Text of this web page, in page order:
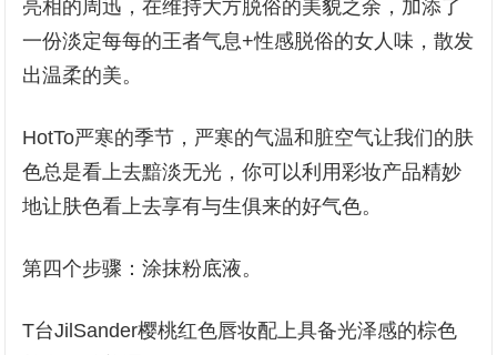
亮相的周迅，在维持大方脱俗的美貌之余，加添了
一份淡定每每的王者气息+性感脱俗的女人味，散发
出温柔的美。
HotTo严寒的季节，严寒的气温和脏空气让我们的肤
色总是看上去黯淡无光，你可以利用彩妆产品精妙
地让肤色看上去享有与生俱来的好气色。
第四个步骤：涂抹粉底液。
T台JilSander樱桃红色唇妆配上具备光泽感的棕色